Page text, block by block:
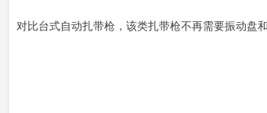
对比台式自动扎带枪，该类扎带枪不再需要振动盘